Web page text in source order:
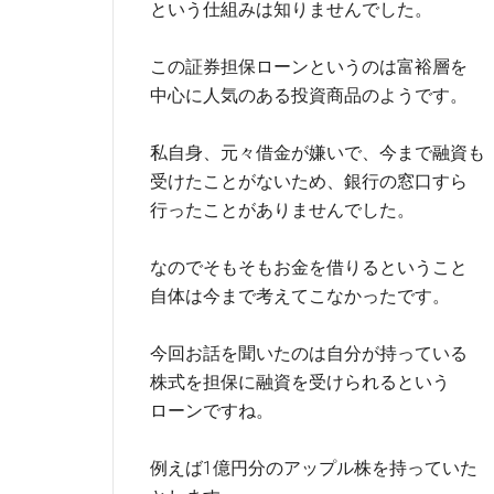
という仕組みは知りませんでした。
この証券担保ローンというのは富裕層を
中心に人気のある投資商品のようです。
私自身、元々借金が嫌いで、今まで融資も
受けたことがないため、銀行の窓口すら
行ったことがありませんでした。
なのでそもそもお金を借りるということ
自体は今まで考えてこなかったです。
今回お話を聞いたのは自分が持っている
株式を担保に融資を受けられるという
ローンですね。
例えば1億円分のアップル株を持っていた